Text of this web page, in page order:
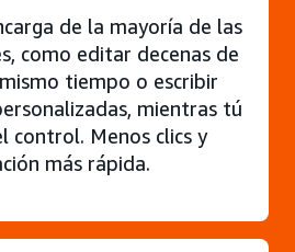
de la mayoría de las
como editar decenas de
tiempo o escribir
mientras tú
control. Menos clics y
más rápida.